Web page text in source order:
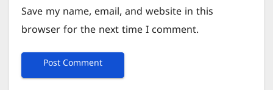
Save my name, email, and website in this
browser for the next time I comment.